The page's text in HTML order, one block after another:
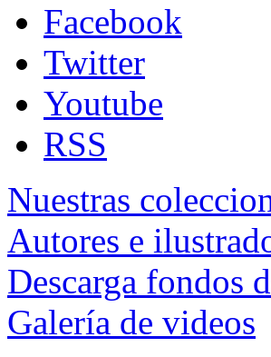
Facebook
Twitter
Youtube
RSS
Nuestras
Autores e
Descarga fondos
Galería de videos